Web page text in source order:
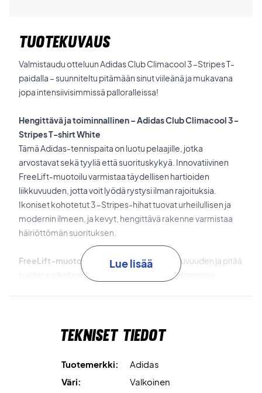
TUOTEKUVAUS
Valmistaudu otteluun Adidas Club Climacool 3-Stripes T-
paidalla – suunniteltu pitämään sinut viileänä ja mukavana
jopa intensiivisimmissä palloralleissa!
Hengittävä ja toiminnallinen – Adidas Club Climacool 3-
Stripes T-shirt White
Tämä Adidas-tennispaita on luotu pelaajille, jotka
arvostavat sekä tyyliä että suorituskykyä. Innovatiivinen
FreeLift-muotoilu varmistaa täydellisen hartioiden
liikkuvuuden, jotta voit lyödä rystysi ilman rajoituksia.
Ikoniset kohotetut 3-Stripes-hihat tuovat urheilullisen ja
modernin ilmeen, ja kevyt, hengittävä rakenne varmistaa
häiriöttömän suorituksen.
FreeLift-muotoilu
takaa optimaalisen liikkuvuuden ja pitää
paidan paikallaan jopa voimakkaimmissa lyönneissä.
ottelun ajan.
Kestävät materiaalit
on valmistettu 100 % kierrätetystä
ympäristöystävällisempää tuotantoa.
Lue lisää
Tekniset tiedot
Tuotemerkki:
Adidas
Väri:
Valkoinen